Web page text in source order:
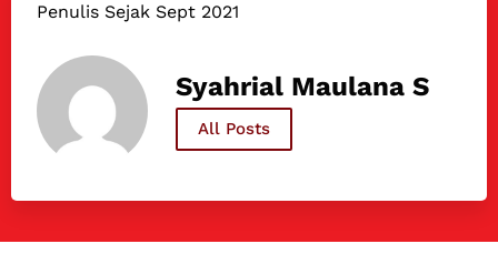
Penulis Sejak Sept 2021
Syahrial Maulana S
All Posts